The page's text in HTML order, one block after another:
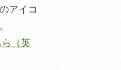
アイコ
（英